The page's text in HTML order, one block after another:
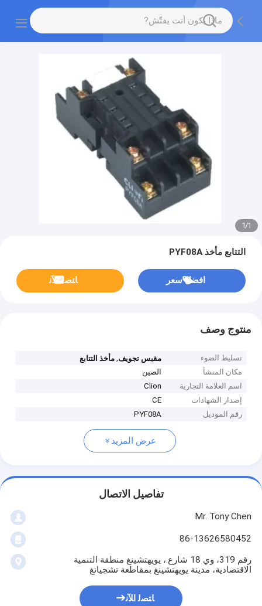
1
/
1
التتابع مأخذ PYF08A
افضل سعر ﺎﺘﺼﻟ ﺍﻶﻧ
منتوج وصف
تسليط الضوء مقبس تجويف,مأخذ التتابع
مكان المنشأ
الصين
اسم العلامة التجارية
Clion
إصدار الشهادات
CE
رقم الموديل
PYF08A
عرض المزيد
تفاصيل الاتصال
Mr. Tony Chen
86-13626580452
رقم 319، وي 18 شارع.، يويهتشينغ منطقة التنمية
الاقتصادية، مدينة يويهتشينغ بمقاطعة تشجيانغ
ﺎﺘﺼﻟ ﺍﻶﻧ